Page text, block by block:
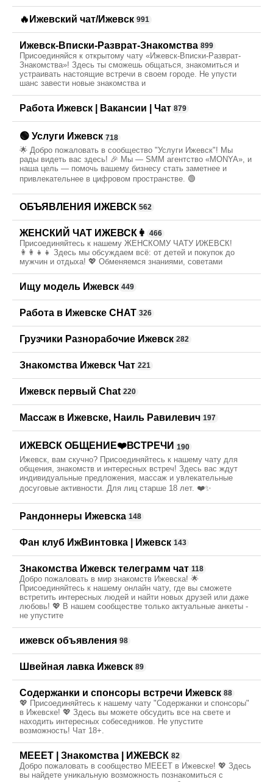
🔥Ижевский чат/Ижевск 991
Ижевск-Вписки-Разврат-Знакомства 899
Присоединяйся к открытому чату «Ижевск-Вписки-Разврат-
Знакомства»! Здесь ты сможешь общаться, знакомиться и
устраивать настоящие встречи в своем городе. Не упусти
шанс завести новые знакомства и
Работа Ижевск | Вакансии | Чат 879
🟢 Услуги Ижевск 718
🌟 Добро пожаловать в сообщество "Услуги Ижевск"! Мы
рады видеть вас здесь! 🎉 Мы — SMM агентство «MONYA», и
наша цель — помочь вашему бизнесу стать заметнее и
привлекательнее в цифровом пространстве. 🟢
ОБЪЯВЛЕНИЯ ИЖЕВСК 562
ЖЕНСКИЙ ЧАТ ИЖЕВСК👩 466
Присоединяйтесь к нашему ЖЕНСКОМУ ЧАТУ ИЖЕВСК!
👩‍👩‍👧‍👧 Здесь мы обсуждаем всё: от детей и покупок до
мужчин и отдыха! 💖 Обменяемся знаниями, советами
Ищу модель Ижевск 449
Работа в Ижевске CHAT 326
Грузчики Разнорабочие Ижевск 282
Знакомства Ижевск Чат 221
Ижевск первый Chat 220
Массаж в Ижевске, Наиль Равилевич 197
ИЖЕВСК ОБЩЕНИЕ❤️ВСТРЕЧИ 190
Ижевск, вам скучно? Присоединяйтесь к нашему чату для
общения, знакомств и интересных встреч! Здесь вас ждут
индивидуальные предложения, массаж и увлекательные
досуговые активности. Для лиц старше 18 лет. ❤️✨
Рандоннеры Ижевска 148
Фан клуб ИжВинтовка | Ижевск 143
Знакомства Ижевск телеграмм чат 118
Добро пожаловать в мир знакомств Ижевска! 🌟
Присоединяйтесь к нашему онлайн чату, где вы сможете
встретить интересных людей и найти новых друзей или даже
любовь! 💖 В нашем сообществе только актуальные анкеты -
не упустите
ижевск объявления 98
Швейная лавка Ижевск 89
Содержанки и спонсоры встречи Ижевск 88
💖 Присоединяйтесь к нашему чату "Содержанки и спонсоры"
в Ижевске! 💖 Здесь вы можете обсудить все на свете и
находить интересных собеседников. Не упустите
возможность! Чат 18+.
MEEET | Знакомства | ИЖЕВСК 82
Добро пожаловать в сообщество MEEET в Ижевске! 💖 Здесь
вы найдете уникальную возможность познакомиться с